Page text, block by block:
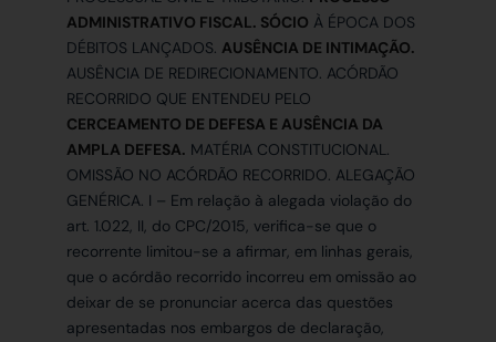
ADMINISTRATIVO FISCAL. SÓCIO À ÉPOCA DOS
DÉBITOS LANÇADOS. AUSÊNCIA DE INTIMAÇÃO.
AUSÊNCIA DE REDIRECIONAMENTO. ACÓRDÃO
RECORRIDO QUE ENTENDEU PELO
CERCEAMENTO DE DEFESA E AUSÊNCIA DA
AMPLA DEFESA. MATÉRIA CONSTITUCIONAL.
OMISSÃO NO ACÓRDÃO RECORRIDO. ALEGAÇÃO
GENÉRICA. I – Em relação à alegada violação do
art. 1.022, II, do CPC/2015, verifica-se que o
recorrente limitou-se a afirmar, em linhas gerais,
que o acórdão recorrido incorreu em omissão ao
deixar de se pronunciar acerca das questões
apresentadas nos embargos de declaração,